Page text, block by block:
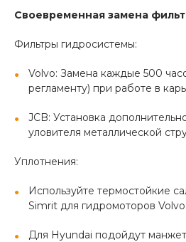
Своевременная замена
Фильтры гидросистемы:
Volvo: Замена каждые 500
регламенту) при работе в
JCB: Установка
уловителя металлической
Уплотнения:
Используйте термостойкие
Simrit для гидромоторов Volvo.
Для Hyundai подойдут